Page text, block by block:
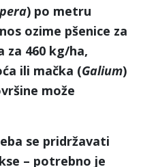
) po metru
ozime pšenice za
za 460 kg/ha,
ili mačka (Galium)
može
se pridržavati
– potrebno je